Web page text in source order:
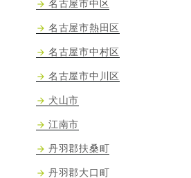
名古屋市中区
名古屋市熱田区
名古屋市中村区
名古屋市中川区
犬山市
江南市
丹羽郡扶桑町
丹羽郡大口町